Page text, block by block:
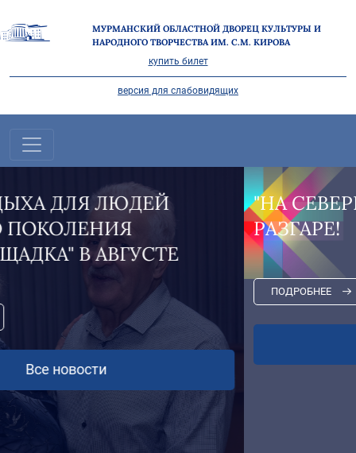
МУРМАНСКИЙ ОБЛАСТНОЙ ДВОРЕЦ КУЛЬТУРЫ И
НАРОДНОГО ТВОРЧЕСТВА ИМ. С.М. КИРОВА
купить билет
версия для слабовидящих
"НА СЕВЕРЕ ЛЕТО" В САМОМ
РАЗГАРЕ!
Все новости